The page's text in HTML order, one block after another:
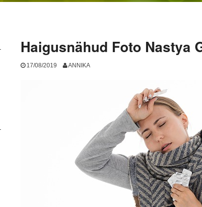
Haigusnähud Foto Nastya
17/08/2019 ANNIKA